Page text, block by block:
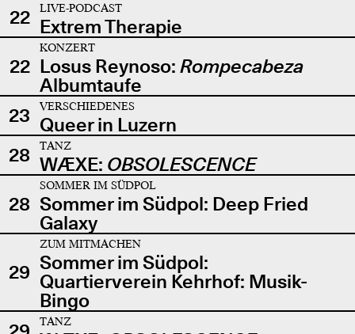
22
LIVE-PODCAST
Extrem Therapie
22
KONZERT
Losus Reynoso: Rompecabeza
Albumtaufe
23
VERSCHIEDENES
Queer in Luzern
28
TANZ
WÆXE: OBSOLESCENCE
28
SOMMER IM SÜDPOL
Sommer im Südpol: Deep Fried
Galaxy
29
ZUM MITMACHEN
Sommer im Südpol:
Quartierverein Kehrhof: Musik-
Bingo
TANZ